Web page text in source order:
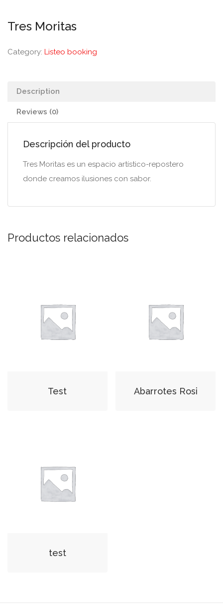
Tres Moritas
Category: Listeo booking
Description
Reviews (0)
Descripción del producto
Tres Moritas es un espacio artístico-repostero
donde creamos ilusiones con sabor.
Productos relacionados
Test Abarrotes Rosi
test